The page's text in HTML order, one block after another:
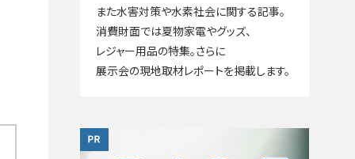
また水害対策や水素社会に関する記事。
消費財面では夏物家電やグッズ、
レジャー用品の特集。さらに
展示会の現地取材レポートを掲載します。